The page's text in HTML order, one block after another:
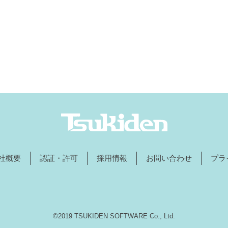
概要 認証・許可 採用情報 お問い合わせ プラ
©2019 TSUKIDEN SOFTWARE Co., Ltd.